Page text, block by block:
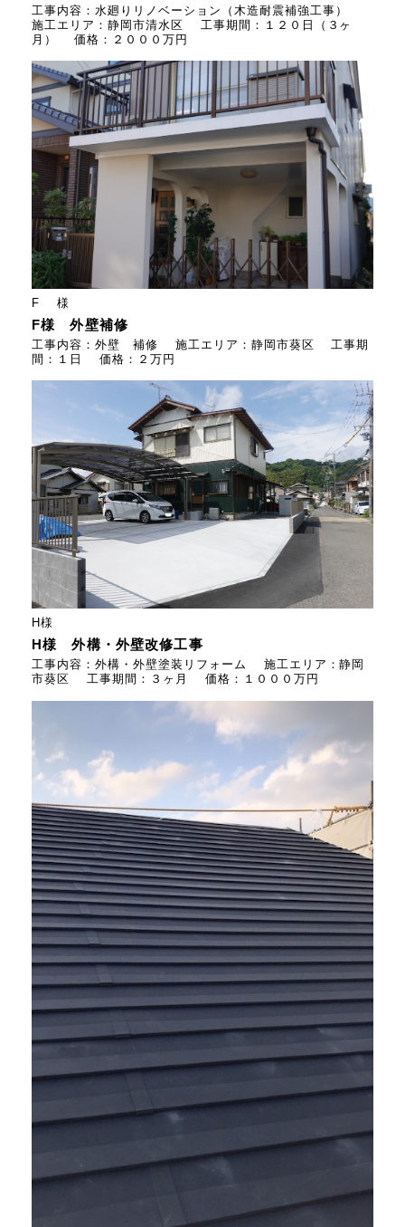
工事内容：水廻りリノベーション（木造耐震補強工事）
施工エリア：静岡市清水区 工事期間：１２０日（３ヶ
月） 価格：２０００万円
F 様
F様 外壁補修
工事内容：外壁 補修 施工エリア：静岡市葵区 工事期
間：１日 価格：２万円
H様
H様 外構・外壁改修工事
工事内容：外構・外壁塗装リフォーム 施工エリア：静岡
市葵区 工事期間：３ヶ月 価格：１０００万円